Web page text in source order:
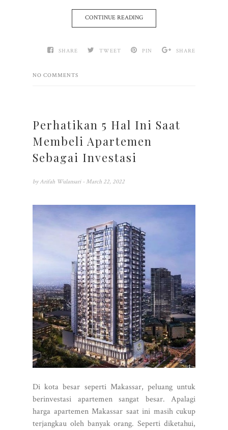
CONTINUE READING
SHARE TWEET PIN SHARE
NO COMMENTS
Perhatikan 5 Hal Ini Saat
Membeli Apartemen
Sebagai Investasi
by Arifah Wulansari - March 22, 2022
Di kota besar seperti Makassar, peluang untuk
berinvestasi apartemen sangat besar. Apalagi
harga apartemen Makassar saat ini masih cukup
terjangkau oleh banyak orang. Seperti diketahui,